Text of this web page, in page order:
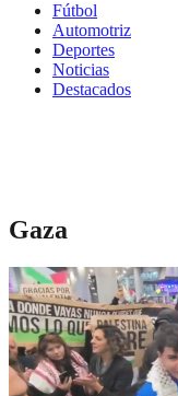
Fútbol
Automotriz
Deportes
Noticias
Destacados
Gaza